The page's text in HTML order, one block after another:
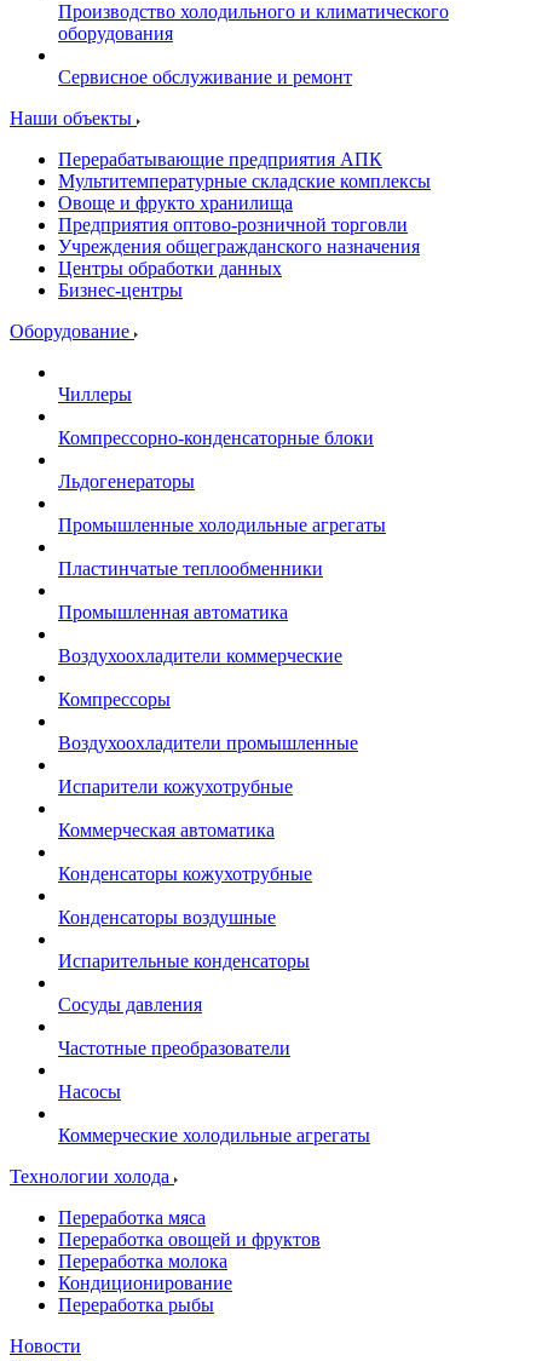
Производство холодильного и климатического
оборудования
Сервисное обслуживание и ремонт
Наши объекты
Перерабатывающие предприятия АПК
Мультитемпературные складские комплексы
Овоще и фрукто хранилища
Предприятия оптово-розничной торговли
Учреждения общегражданского назначения
Центры обработки данных
Бизнес-центры
Оборудование
Чиллеры
Компрессорно-конденсаторные блоки
Льдогенераторы
Промышленные холодильные агрегаты
Пластинчатые теплообменники
Промышленная автоматика
Воздухоохладители коммерческие
Компрессоры
Воздухоохладители промышленные
Испарители кожухотрубные
Коммерческая автоматика
Конденсаторы кожухотрубные
Конденсаторы воздушные
Испарительные конденсаторы
Сосуды давления
Частотные преобразователи
Насосы
Коммерческие холодильные агрегаты
Технологии холода
Переработка мяса
Переработка овощей и фруктов
Переработка молока
Кондиционирование
Переработка рыбы
Новости